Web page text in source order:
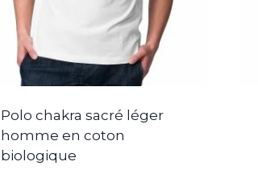
Polo chakra sacré léger
homme en coton
biologique